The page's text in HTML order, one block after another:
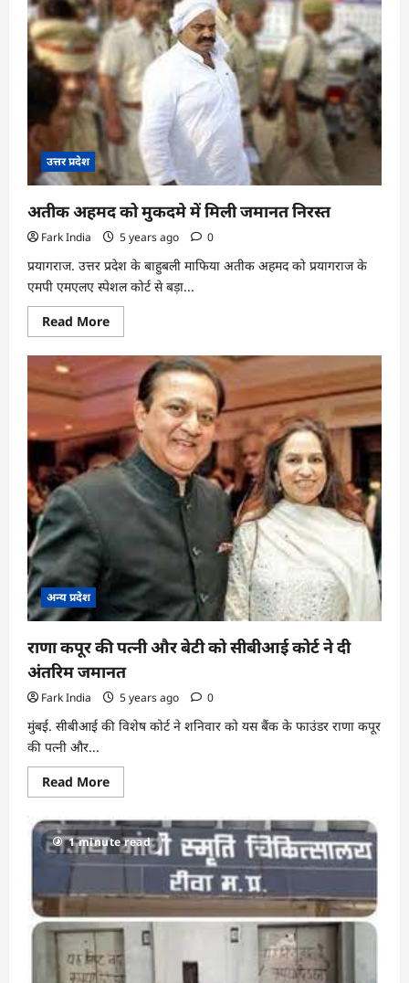
से
यूपी
दौरे
पर
असदुद्दीन
ओवैसी
उत्तर प्रदेश
अतीक अहमद को मुकदमे में मिली जमानत निरस्त
Fark India 5 years ago 0
प्रयागराज. उत्तर प्रदेश के बाहुबली माफिया अतीक अहमद को प्रयागराज के
एमपी एमएलए स्पेशल कोर्ट से बड़ा...
Read MoreRead
more
अतीक
अहमद
को
मुकदमे
मिली
जमानत
निरस्त
अन्य प्रदेश
राणा कपूर की पत्नी और बेटी को सीबीआई कोर्ट ने दी
अंतरिम जमानत
Fark India 5 years ago 0
मुंबई. सीबीआई की विशेष कोर्ट ने शनिवार को यस बैंक के फाउंडर राणा कपूर
की पत्नी और...
Read MoreRead
more
राणा
कपूर
की
पत्नी
और
को
सीबीआई
कोर्ट
ने
अंतरिम
जमानत
1 minute read